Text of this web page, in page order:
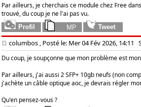
Par ailleurs, je cherchais ce module chez Free
trouvé, du coup je ne l'ai pas vu.
columbos , Posté le: Mer 04 Fév 2026, 14:11
Du coup, je soupçonne que mon problème est mon
Par ailleurs, j'ai aussi 2 SFP+ 10gb neufs (non
j'achète un câble optique aoc, je devrais régler
Qu'en pensez-vous ?